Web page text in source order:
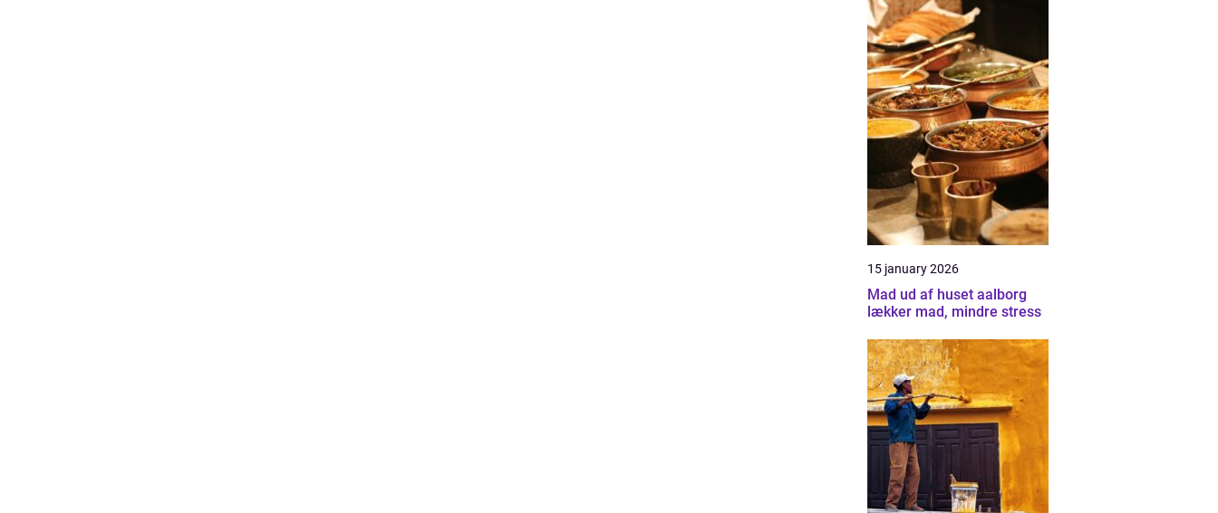
15 january 2026
Mad ud af huset aalborg
lækker mad, mindre stress